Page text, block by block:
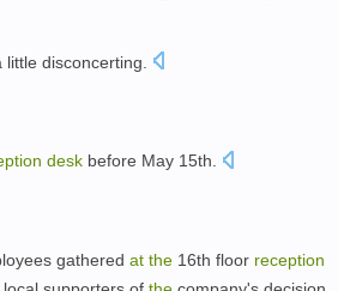
little disconcerting
desk before May 15th.
gathered at the 16th floor reception